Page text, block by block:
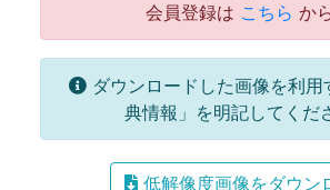
会員登録は こちら か
ダウンロードした画像を利用
典情報」を明記してくだ
低解像度画像をダウン